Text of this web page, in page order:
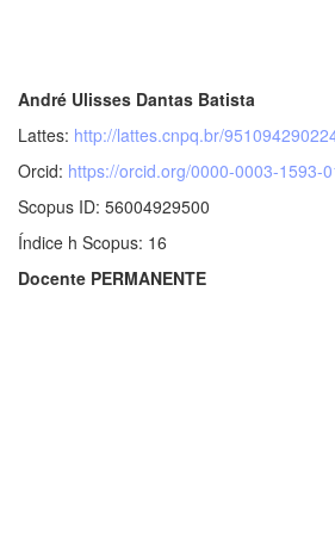
André Ulisses Dantas Batista
Lattes: http://lattes.cnpq.br/
Orcid: https://orcid.org/0000-0003-1593-
Scopus ID: 56004929500
Índice h Scopus: 16
Docente PERMANENTE